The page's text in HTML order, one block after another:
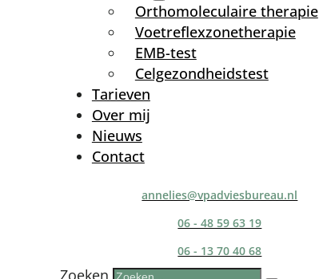
Orthomoleculaire therapie
Voetreflexzonetherapie
EMB-test
Celgezondheidstest
Tarieven
Over mij
Nieuws
Contact
annelies@vpadviesbureau.nl
06 - 48 59 63 19
06 - 13 70 40 68
Zoeken